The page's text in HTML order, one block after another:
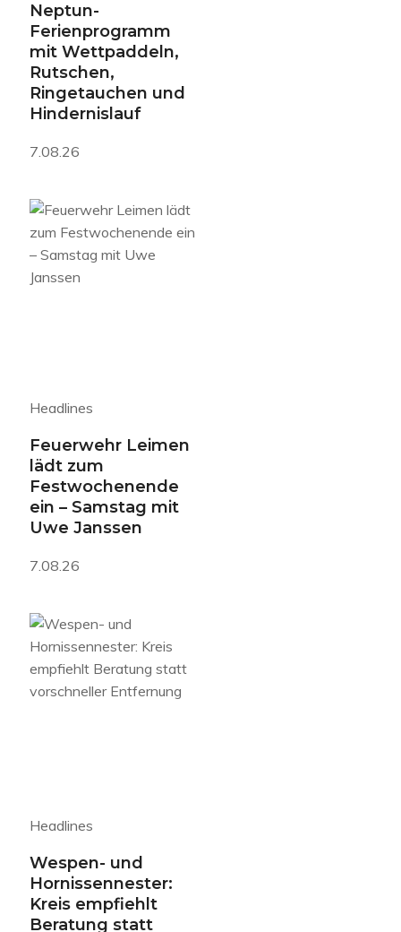
Neptun-
Ferienprogramm
mit Wettpaddeln,
Rutschen,
Ringetauchen und
Hindernislauf
7.08.26
Headlines
Feuerwehr Leimen
lädt zum
Festwochenende
ein – Samstag mit
Uwe Janssen
7.08.26
Headlines
Wespen- und
Hornissennester:
Kreis empfiehlt
Beratung statt